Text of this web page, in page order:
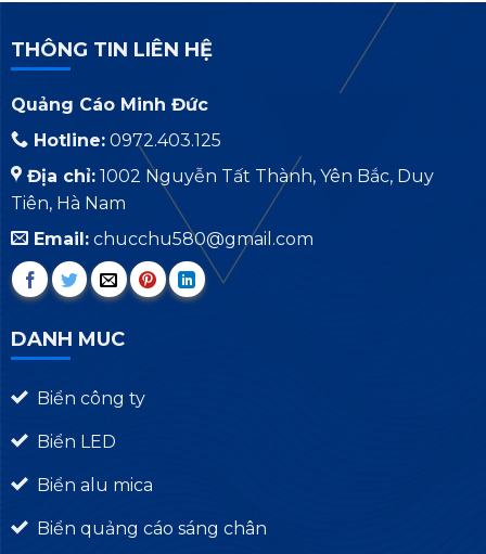
THÔNG TIN LIÊN HỆ
Quảng Cáo Minh Đức
Hotline:0972.403.125
Địa chỉ:1002 Nguyễn Tất Thành, Yên Bắc, Duy
Tiên, Hà Nam
Email:chucchu580@gmail.com
DANH MUC
Biển công ty
Biển LED
Biển alu mica
Biển quảng cáo sáng chân